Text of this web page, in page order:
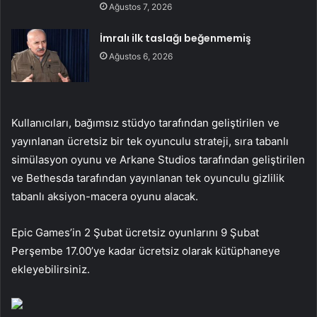
Ağustos 7, 2026
İmralı ilk taslağı beğenmemiş
Ağustos 6, 2026
Kullanıcıları, bağımsız stüdyo tarafından geliştirilen ve
yayınlanan ücretsiz bir tek oyunculu strateji, sıra tabanlı
simülasyon oyunu ve Arkane Studios tarafından geliştirilen
ve Bethesda tarafından yayınlanan tek oyunculu gizlilik
tabanlı aksiyon-macera oyunu alacak.
Epic Games’in 2 Şubat ücretsiz oyunlarını 9 Şubat
Perşembe 17.00’ye kadar ücretsiz olarak kütüphaneye
ekleyebilirsiniz.